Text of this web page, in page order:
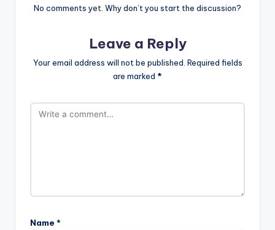
No comments yet. Why don’t you start the discussion?
Leave a Reply
Your email address will not be published. Required fields
are marked *
Name *